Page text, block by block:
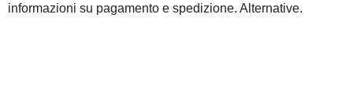
informazioni su pagamento e spedizione. Alternative.